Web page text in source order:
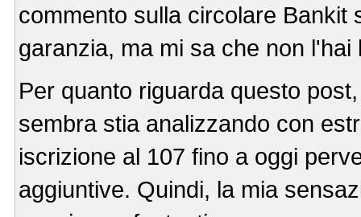
commento sulla circolare Bankit
garanzia, ma mi sa che non l'hai
Per quanto riguarda questo
sembra stia analizzando con
iscrizione al 107 fino a oggi
aggiuntive. Quindi, la mia